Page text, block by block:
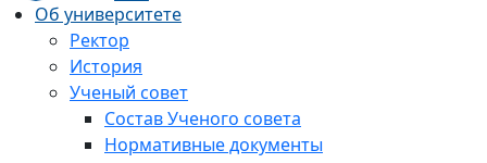
Об университете
Ректор
История
Ученый совет
Состав Ученого совета
Нормативные документы